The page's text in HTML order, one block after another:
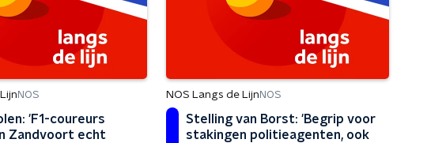
NOS
'F1-coureurs
Zandvoort echt
NOS Langs de Lijn NOS
Stelling van Borst: 'Begrip voor
stakingen politieagenten, ook